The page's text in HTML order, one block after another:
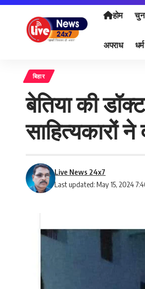
होम
अपराध धर्म
बिहार
बेतिया की
साहित्यकारों ने
Last updated: May 15, 2024
Live News 24x7